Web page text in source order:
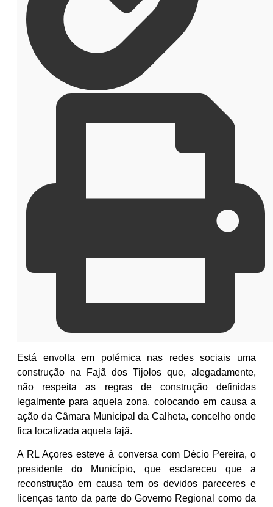
Está envolta em polémica nas redes sociais uma
construção na Fajã dos Tijolos que, alegadamente,
não respeita as regras de construção definidas
legalmente para aquela zona, colocando em causa a
ação da Câmara Municipal da Calheta, concelho onde
fica localizada aquela fajã.
A RL Açores esteve à conversa com Décio Pereira, o
presidente do Município, que esclareceu que a
reconstrução em causa tem os devidos pareceres e
licenças tanto da parte do Governo Regional como da